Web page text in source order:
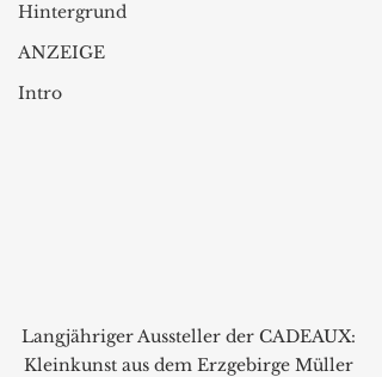
Hintergrund
ANZEIGE
Intro
Langjähriger Aussteller der CADEAUX:
Kleinkunst aus dem Erzgebirge Müller